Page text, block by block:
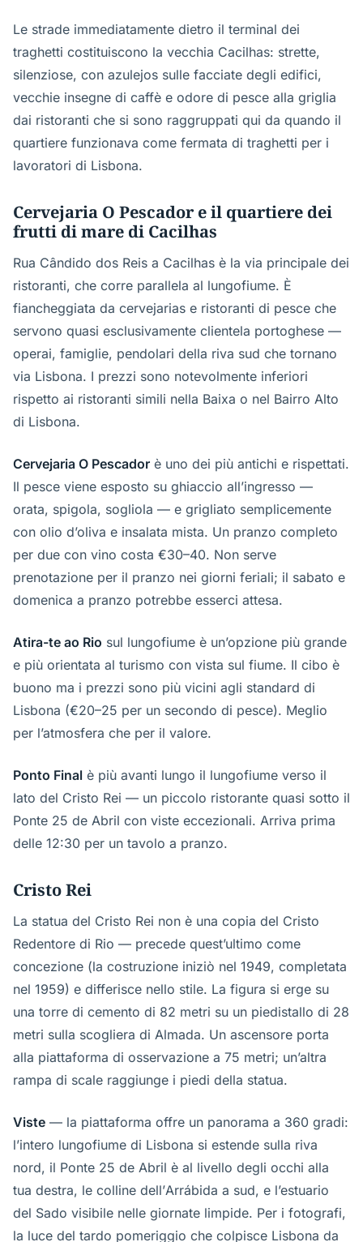
Le strade immediatamente dietro il terminal dei
traghetti costituiscono la vecchia Cacilhas: strette,
silenziose, con azulejos sulle facciate degli edifici,
vecchie insegne di caffè e odore di pesce alla griglia
dai ristoranti che si sono raggruppati qui da quando il
quartiere funzionava come fermata di traghetti per i
lavoratori di Lisbona.
Cervejaria O Pescador e il quartiere dei
frutti di mare di Cacilhas
Rua Cândido dos Reis a Cacilhas è la via principale dei
ristoranti, che corre parallela al lungofiume. È
fiancheggiata da cervejarias e ristoranti di pesce che
servono quasi esclusivamente clientela portoghese —
operai, famiglie, pendolari della riva sud che tornano
via Lisbona. I prezzi sono notevolmente inferiori
rispetto ai ristoranti simili nella Baixa o nel Bairro Alto
di Lisbona.
Cervejaria O Pescador è uno dei più antichi e rispettati.
Il pesce viene esposto su ghiaccio all’ingresso —
orata, spigola, sogliola — e grigliato semplicemente
con olio d’oliva e insalata mista. Un pranzo completo
per due con vino costa €30–40. Non serve
prenotazione per il pranzo nei giorni feriali; il sabato e
domenica a pranzo potrebbe esserci attesa.
Atira-te ao Rio sul lungofiume è un’opzione più grande
e più orientata al turismo con vista sul fiume. Il cibo è
buono ma i prezzi sono più vicini agli standard di
Lisbona (€20–25 per un secondo di pesce). Meglio
per l’atmosfera che per il valore.
Ponto Final è più avanti lungo il lungofiume verso il
lato del Cristo Rei — un piccolo ristorante quasi sotto il
Ponte 25 de Abril con viste eccezionali. Arriva prima
delle 12:30 per un tavolo a pranzo.
Cristo Rei
La statua del Cristo Rei non è una copia del Cristo
Redentore di Rio — precede quest’ultimo come
concezione (la costruzione iniziò nel 1949, completata
nel 1959) e differisce nello stile. La figura si erge su
una torre di cemento di 82 metri su un piedistallo di 28
metri sulla scogliera di Almada. Un ascensore porta
alla piattaforma di osservazione a 75 metri; un’altra
rampa di scale raggiunge i piedi della statua.
Viste — la piattaforma offre un panorama a 360 gradi:
l’intero lungofiume di Lisbona si estende sulla riva
nord, il Ponte 25 de Abril è al livello degli occhi alla
tua destra, le colline dell’Arrábida a sud, e l’estuario
del Sado visibile nelle giornate limpide. Per i fotografi,
la luce del tardo pomeriggio che colpisce Lisbona da